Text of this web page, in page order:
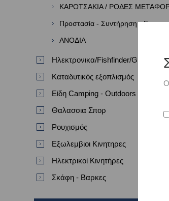
ΚΑΡΟΤΣΑΚΙΑ / ΡΟΔΕΣ
Προστασία - Συντήρηση -
ΑΝΟΔΙΑ
Ηλεκτρονικα/Fishfinder/GPS/VHF
Καταδυτικός εξοπλισμός
Είδη Camping - Outdoors
Θαλασσια Σπορ
Ρουχισμός
Εξωλεμβιοι Κινητηρες
Ηλεκτρικοί Κινητήρες
Σκάφη - Βαρκες